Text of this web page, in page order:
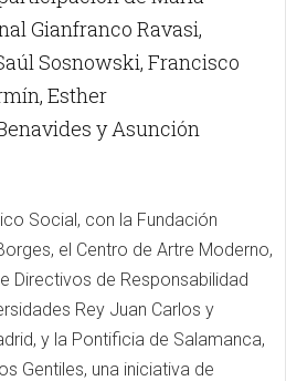
Gianfranco Ravasi,
Sosnowski, Francisco
Esther
y Asunción
Social, con la Fundación
el Centro de Artre Moderno,
Directivos de Responsabilidad
Rey Juan Carlos y
y la Pontificia de Salamanca,
Gentiles, una iniciativa de